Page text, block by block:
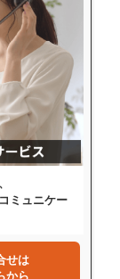
ミュニケー
せは
から